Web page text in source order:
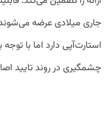
جاری میلادی عرضه
استارت‌آپی دارد اما با
چشمگیری در روند تایید